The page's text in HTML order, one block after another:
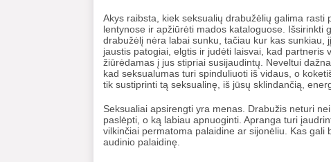
Akys raibsta, kiek seksualių drabužėlių galima rasti
lentynose ir apžiūrėti mados kataloguose. Išsirinkti
drabužėlį nėra labai sunku, tačiau kur kas sunkiau,
jaustis patogiai, elgtis ir judėti laisvai, kad partneris
žiūrėdamas į jus stipriai susijaudintų. Neveltui
kad seksualumas turi spinduliuoti iš vidaus, o
tik sustiprinti tą seksualinę, iš jūsų sklindančią,
Seksualiai apsirengti yra menas. Drabužis neturi
paslėpti, o ką labiau apnuoginti. Apranga turi
vilkinčiai permatoma palaidine ar sijonėliu. Kas
audinio palaidinę.